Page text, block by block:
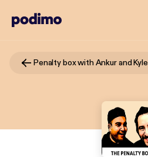
Penalty box with Ankur and Kyle